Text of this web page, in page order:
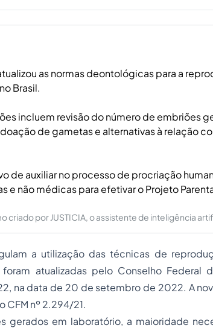
as normas deontológicas para a
Brasil.
incluem revisão do número de embriões
de gametas e alternativas à relação
de auxiliar no processo de procriação
não médicas para efetivar o Projeto
criado por JUSTICIA, o assistente de inteligência
a utilização das técnicas de
atualizadas pelo Conselho Federal
na data de 20 de setembro de 2022. A
CFM nº 2.294/21.
gerados em laboratório, a maioridade